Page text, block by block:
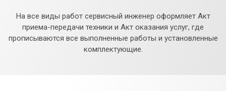
На все виды работ сервисный инженер оформляет Акт
приема-передачи техники и Акт оказания услуг, где
прописываются все выполненные работы и установленные
комплектующие.